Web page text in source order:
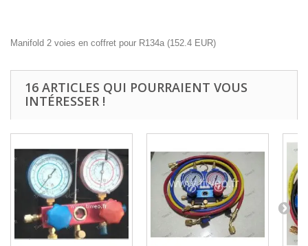
Manifold 2 voies en coffret pour R134a (152.4 EUR)
16 ARTICLES QUI POURRAIENT VOUS
INTÉRESSER !